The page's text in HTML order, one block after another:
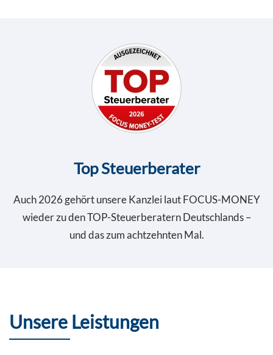
Top Steuerberater
Auch 2026 gehört unsere Kanzlei laut FOCUS-MONEY
wieder zu den TOP-Steuerberatern Deutschlands–
und das zum achtzehnten Mal.
Unsere Leistungen